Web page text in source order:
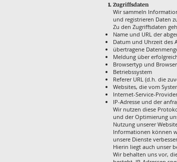
Zugriffsdaten
Wir sammeln
und registrieren Daten
Zu den Zugriffsdaten
Name und URL der
Datum und Uhrzeit des
übertragene
Meldung über
Browsertyp und
Betriebssystem
Referer URL (d.h. die
Websites, die vom
Internet-Service-
IP-Adresse und der
Wir nutzen diese
und der Optimierung
Nutzung unserer
Informationen können
unsere Dienste
Hierin liegt auch unser
Wir behalten uns vor,